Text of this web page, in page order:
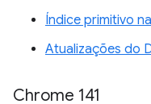
Índice primitivo
Atualizações do
Chrome 141